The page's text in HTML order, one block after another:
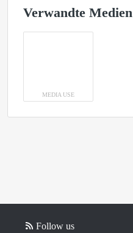
Verwandte Medien
MEDIA USE
Follow us